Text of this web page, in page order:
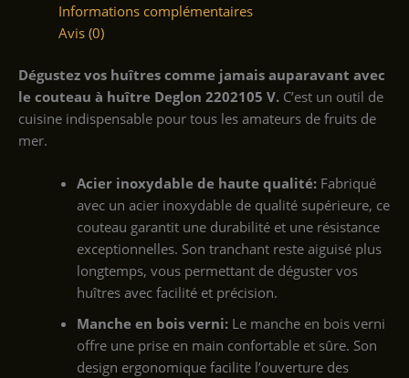
Informations complémentaires
Avis (0)
Dégustez vos huîtres comme jamais auparavant avec
le couteau à huître Deglon 2202105 V. C’est un outil de
cuisine indispensable pour tous les amateurs de fruits de
mer.
Acier inoxydable de haute qualité:Fabriqué
avec un acier inoxydable de qualité supérieure, ce
couteau garantit une durabilité et une résistance
exceptionnelles. Son tranchant reste aiguisé plus
longtemps, vous permettant de déguster vos
huîtres avec facilité et précision.
Manche en bois verni:Le manche en bois verni
offre une prise en main confortable et sûre. Son
design ergonomique facilite l’ouverture des